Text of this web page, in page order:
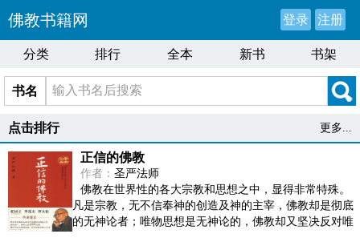
佛教书籍网 登录 注册
分类 排行 全本 新书 书架
书名
点击排行 更多...
正信的佛教
作者： 圣严法师
佛教在世界性的各大宗教和思想之中，显得非常特殊。
凡是宗教，无不信奉神的创造及神的主宰，佛教却是彻底
的无神论者；唯物思想是无神论的，佛教却又坚决反对唯